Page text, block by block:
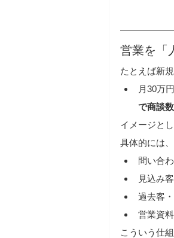
営業を「
たとえば新規
月30万
で商談
イメージと
具体的には
問い合
見込み
過去客
営業資
こういう仕